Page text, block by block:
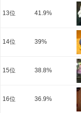
13位 41.9%
14位 39%
15位 38.8%
16位 36.9%